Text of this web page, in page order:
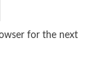
for the next